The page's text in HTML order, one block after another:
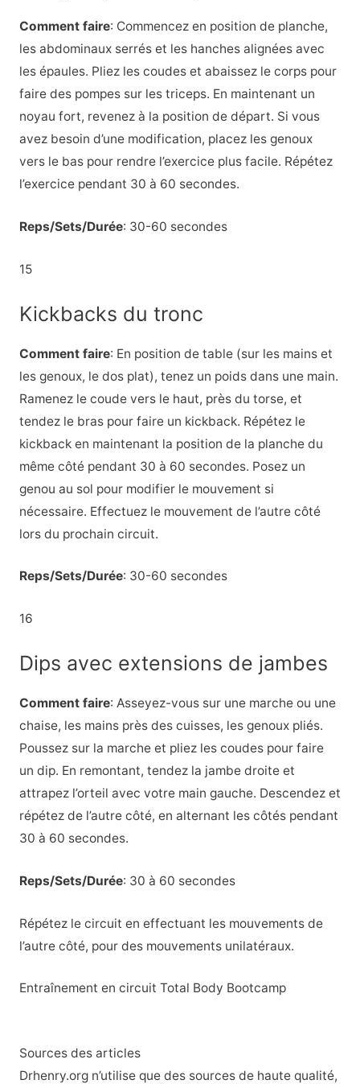
Comment faire: Commencez en position de planche,
les abdominaux serrés et les hanches alignées avec
les épaules. Pliez les coudes et abaissez le corps pour
faire des pompes sur les triceps. En maintenant un
noyau fort, revenez à la position de départ. Si vous
avez besoin d’une modification, placez les genoux
vers le bas pour rendre l’exercice plus facile. Répétez
l’exercice pendant 30 à 60 secondes.
Reps/Sets/Durée: 30-60 secondes
15
Kickbacks du tronc
Comment faire: En position de table (sur les mains et
les genoux, le dos plat), tenez un poids dans une main.
Ramenez le coude vers le haut, près du torse, et
tendez le bras pour faire un kickback. Répétez le
kickback en maintenant la position de la planche du
même côté pendant 30 à 60 secondes. Posez un
genou au sol pour modifier le mouvement si
nécessaire. Effectuez le mouvement de l’autre côté
lors du prochain circuit.
Reps/Sets/Durée: 30-60 secondes
16
Dips avec extensions de jambes
Comment faire: Asseyez-vous sur une marche ou une
chaise, les mains près des cuisses, les genoux pliés.
Poussez sur la marche et pliez les coudes pour faire
un dip. En remontant, tendez la jambe droite et
attrapez l’orteil avec votre main gauche. Descendez et
répétez de l’autre côté, en alternant les côtés pendant
30 à 60 secondes.
Reps/Sets/Durée: 30 à 60 secondes
Répétez le circuit en effectuant les mouvements de
l’autre côté, pour des mouvements unilatéraux.
Entraînement en circuit Total Body Bootcamp
Sources des articles
Drhenry.org n’utilise que des sources de haute qualité,